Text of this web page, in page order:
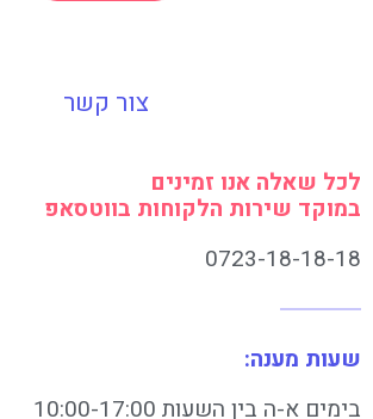
צור קשר
לכל שאלה אנו זמינים
במוקד שירות הלקוחות בווטסאפ
0723-18-18-18
שעות מענה:
בימים א-ה בין השעות 10:00-17:00